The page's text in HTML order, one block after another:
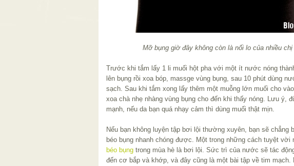
Mỡ bụng giờ đây không còn là nối lo của nhiều chị
Trước khi tắm lấy 1 li muối hột pha với một ít nước nóng
lên bụng rồi xoa bóp, massge vùng bụng, sau 10 phút dùng
sạch. Sau khi tắm xong lấy thêm một muỗng lớn muối cho
xoa chà nhẹ nhàng vùng bụng cho đến khi thấy nóng. Lưu ý,
mạnh, nếu da bạn quá nhạy cảm thì dùng muối thật mịn.
Nếu bạn không luyện tập bơi lội thường xuyên, bạn sẽ chẳng
béo bụng nhanh chóng được. Một trong những cách tuyệt vời
béo bụng trong mùa hè là bơi lội. Sức trì của nước sẽ tác
đến cơ bắp và khớp, và đây cũng là một bài tập về tim mạch.